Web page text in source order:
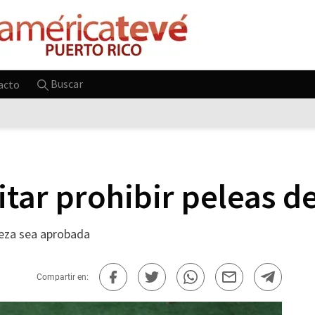
Buscar
prohibir peleas
sea aprobada
Compartir en: